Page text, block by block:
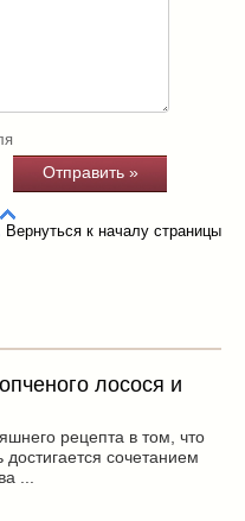
Вернуться к началу страницы
лосося и
рецепта в том, что
достигается сочетанием
...